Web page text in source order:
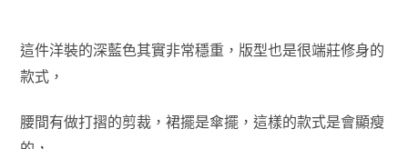
這件洋裝的深藍色其實非常穩重，版型也是很端莊修身的
款式，
腰間有做打摺的剪裁，裙擺是傘擺，這樣的款式是會顯瘦